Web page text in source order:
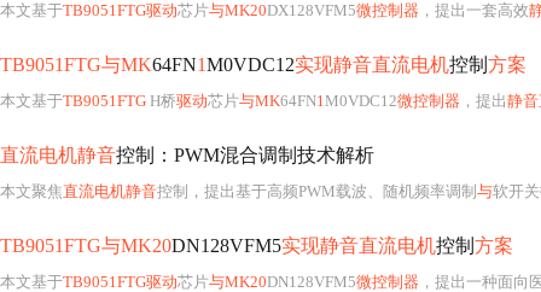
本文基于TB9051FTG驱动芯片与MK20DX128VFM5微控制器 ，提出一套高效
TB9051FTG与MK64FN1M0VDC12实现静音直流电机控制 方案
本文基于TB9051FTG H桥驱动芯片与MK64FN1M0VDC12微控制器 ，提出静
直流电机静音控制：PWM混合调制技术解析
本文聚焦直流电机静音控制，提出基于高频PWM载波、随机频率调制 与软开
TB9051FTG与MK20DN128VFM5实现静音直流电机控制 方案
本文基于TB9051FTG驱动芯片与MK20DN128VFM5微控制器 ，提出一种面向